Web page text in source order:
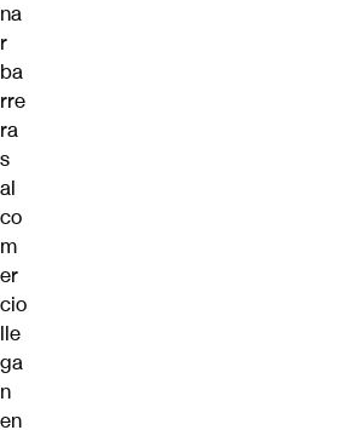
na
r
ba
rre
ra
s
al
co
m
er
cio
lle
ga
n
en